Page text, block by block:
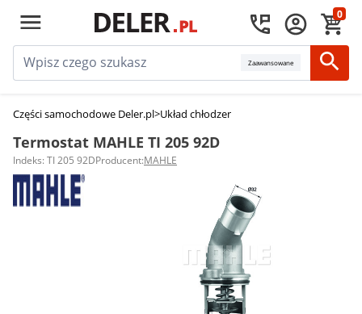
0
Zaawansowane
Części samochodowe Deler.pl>Układ chłodzenia silnika
Termostat MAHLE TI 205 92D
Indeks: TI 205 92DProducent:MAHLE